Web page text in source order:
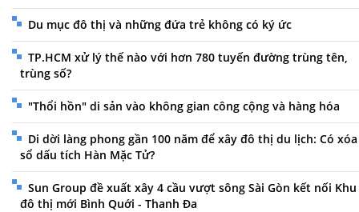
Du mục đô thị và những đứa trẻ không có ký ức
TP.HCM xử lý thế nào với hơn 780 tuyến đường trùng tên,
trùng số?
"Thổi hồn" di sản vào không gian công cộng và hàng hóa
Di dời làng phong gần 100 năm để xây đô thị du lịch: Có xóa
sổ dấu tích Hàn Mặc Tử?
Sun Group đề xuất xây 4 cầu vượt sông Sài Gòn kết nối Khu
đô thị mới Bình Quới - Thanh Đa